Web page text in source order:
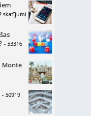
skatījumi
- 53316
Monte
- 50919